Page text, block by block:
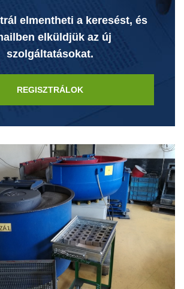
elmentheti a keresést, és
elküldjük az új
szolgáltatásokat.
REGISZTRÁLOK